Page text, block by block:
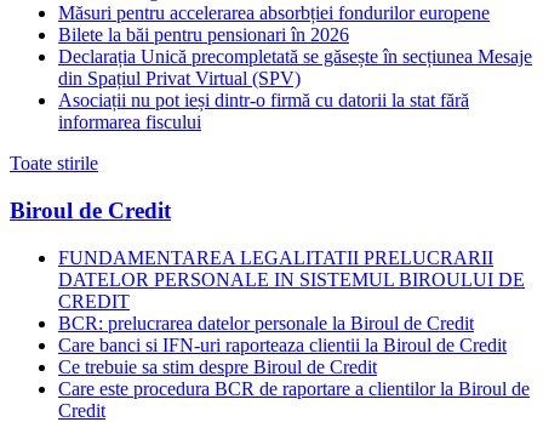
Măsuri pentru accelerarea absorbției fondurilor europene
Bilete la băi pentru pensionari în 2026
Declarația Unică precompletată se găsește în secțiunea Mesaje
din Spațiul Privat Virtual (SPV)
Asociații nu pot ieși dintr-o firmă cu datorii la stat fără
informarea fiscului
Toate stirile
Biroul de Credit
FUNDAMENTAREA LEGALITATII PRELUCRARII
DATELOR PERSONALE IN SISTEMUL BIROULUI DE
CREDIT
BCR: prelucrarea datelor personale la Biroul de Credit
Care banci si IFN-uri raporteaza clientii la Biroul de Credit
Ce trebuie sa stim despre Biroul de Credit
Care este procedura BCR de raportare a clientilor la Biroul de
Credit